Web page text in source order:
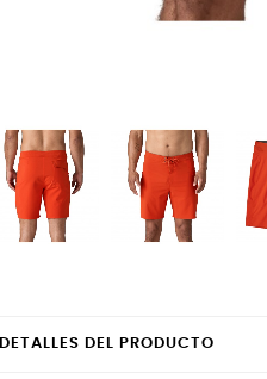
DETALLES DEL PRODUCTO